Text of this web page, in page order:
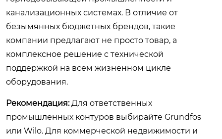
канализационных системах. В отличие от
безымянных бюджетных брендов, такие
компании предлагают не просто товар, а
комплексное решение с технической
поддержкой на всем жизненном цикле
оборудования.
Рекомендация:Для ответственных
промышленных контуров выбирайте Grundfos
или Wilo. Для коммерческой недвижимости и